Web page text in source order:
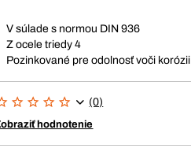
V súlade s normou DIN 936
Z ocele triedy 4
Pozinkované pre odolnosť voči korózii
(0)
hodnotenie